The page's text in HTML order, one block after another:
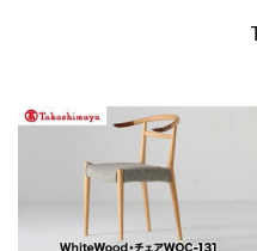
雑貨・日用品
ファッション
関
世田谷区（東京都）
小田原市（神奈川県）